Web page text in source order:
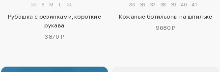
XS S M L XL
Рубашка с резинками, короткие
рукава
3870 ₽
35 36 37 38 39 40 41
Кожаные ботильоны на шпильке
9680 ₽